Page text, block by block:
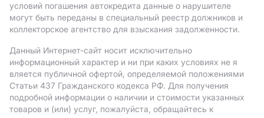
условий погашения автокредита данные о нарушителе
могут быть переданы в специальный реестр должников и
коллекторское агентство для взыскания задолженности.
Данный Интернет-сайт носит исключительно
информационный характер и ни при каких условиях не я
вляется публичной офертой, определяемой положениями
Статьи 437 Гражданского кодекса РФ. Для получения
подробной информации о наличии и стоимости указанных
товаров и (или) услуг, пожалуйста, обращайтесь к